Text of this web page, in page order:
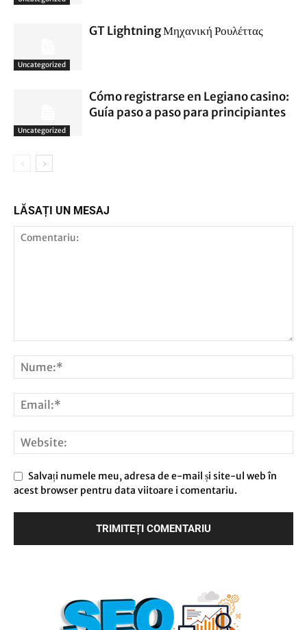
Uncategorized
GT Lightning Μηχανική Ρουλέττας
Uncategorized
Cómo registrarse en Legiano casino:
Guía paso a paso para principiantes
LĂSAȚI UN MESAJ
Salvați numele meu, adresa de e-mail și site-ul web în
acest browser pentru data viitoare i comentariu.